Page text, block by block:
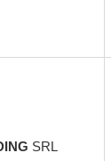
SRL